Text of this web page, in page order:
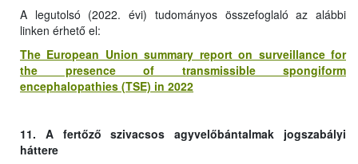
A legutolsó (2022. évi) tudományos összefoglaló az alábbi
linken érhető el:
The European Union summary report on surveillance for
the presence of transmissible spongiform
encephalopathies (TSE) in 2022
11. A fertőző szivacsos agyvelőbántalmak jogszabályi
háttere